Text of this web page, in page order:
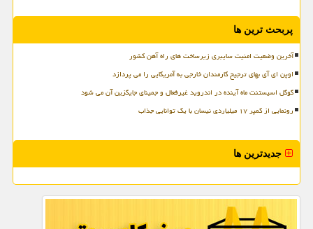
پربحث ترین ها
آخرین وضعیت امنیت سایبری زیرساخت های راه آهن کشور
اوپن ای آی بهای ترجیح کارمندان خارجی به آمریکایی را می پردازد
گوگل اسیستنت ماه آینده در اندروید غیرفعال و جمینای جایگزین آن می شود
رونمایی از کمپر ۱۷ میلیاردی نیسان با یک توانایی جذاب
جدیدترین ها